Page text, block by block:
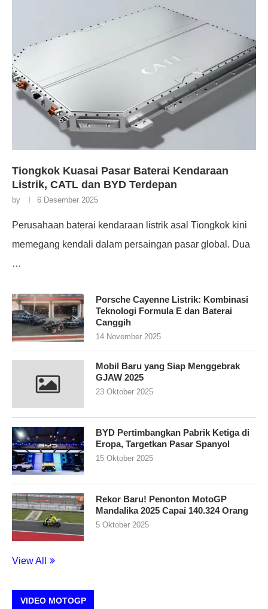
Tiongkok Kuasai Pasar Baterai Kendaraan
Listrik, CATL dan BYD Terdepan
by 6 Desember 2025
Perusahaan baterai kendaraan listrik asal Tiongkok kini
memegang kendali dalam persaingan pasar global. Dua
…
Porsche Cayenne Listrik: Kombinasi
Teknologi Formula E dan Baterai
Canggih
14 November 2025
Mobil Baru yang Siap Menggebrak
GJAW 2025
23 Oktober 2025
BYD Pertimbangkan Pabrik Ketiga di
Eropa, Targetkan Pasar Spanyol
15 Oktober 2025
Rekor Baru! Penonton MotoGP
Mandalika 2025 Capai 140.324 Orang
5 Oktober 2025
View All
VIDEO MOTOGP